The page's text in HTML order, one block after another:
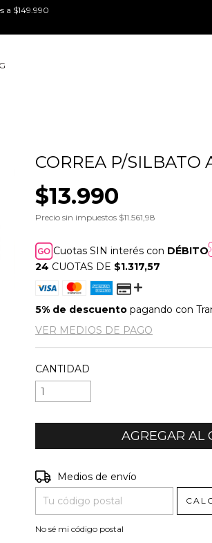
a $149.990
CORREA P/SILBATO
$13.990
Precio sin impuestos $11.561,98
Cuotas SIN interés con DÉBITO
24 CUOTAS DE $1.317,57
5% de descuento pagando con
VER MEDIOS DE PAGO
CANTIDAD
Entregas para el CP:
Medios de envío
No sé mi código postal